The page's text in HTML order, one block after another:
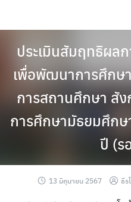
content
ประเมินสัมฤทธิผล
เพื่อพัฒนาการศึกษ
การสถานศึกษา สั
การศึกษามัธยมศึกษ
ปี (ร
13 มิถุนายน 2567 ธีร